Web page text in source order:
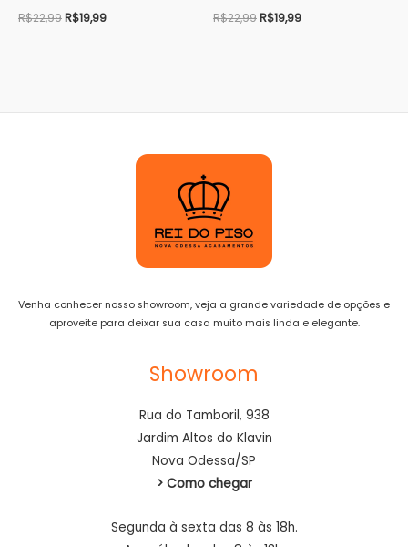
R$22,99R$19,99 R$22,99R$19,99
Venha conhecer nosso showroom, veja a grande variedade de opções e
aproveite para deixar sua casa muito mais linda e elegante.
Showroom
Rua do Tamboril, 938
Jardim Altos do Klavin
Nova Odessa/SP
> Como chegar
Segunda à sexta das 8 às 18h.